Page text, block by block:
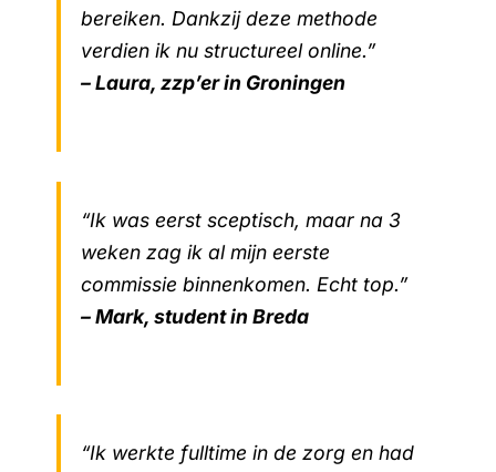
bereiken. Dankzij deze methode
verdien ik nu structureel online.”
– Laura, zzp’er in Groningen
“Ik was eerst sceptisch, maar na 3
weken zag ik al mijn eerste
commissie binnenkomen. Echt top.”
– Mark, student in Breda
“Ik werkte fulltime in de zorg en had